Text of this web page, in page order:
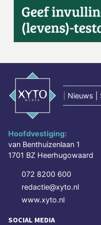
Nieuws |
Hoofdvestiging:
van Benthuizenlaan 1
1701 BZ Heerhugowaard
072 8200 600
redactie@xyto.nl
www.xyto.nl
SOCIAL MEDIA